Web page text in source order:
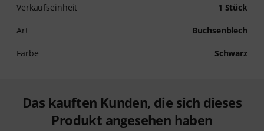
Verkaufseinheit 1 Stück
Art Buchsenblech
Farbe Schwarz
Das kauften Kunden, die sich dieses
Produkt angesehen haben